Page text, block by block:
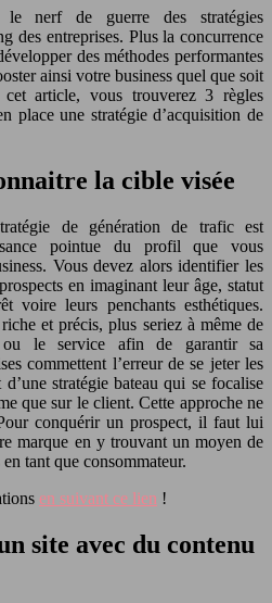
le nerf de guerre des stratégies
des entreprises. Plus la concurrence
des méthodes performantes
ainsi votre business quel que soit
article, vous trouverez 3 règles
place une stratégie d’acquisition de
la cible visée
de génération de trafic est
pointue du profil que vous
Vous devez alors identifier les
en imaginant leur âge, statut
voire leurs penchants esthétiques.
et précis, plus seriez à même de
le service afin de garantir sa
commettent l’erreur de se jeter les
stratégie bateau qui se focalise
que sur le client. Cette approche ne
conquérir un prospect, il faut lui
marque en y trouvant un moyen de
tant que consommateur.
en suivant ce lien !
site avec du contenu